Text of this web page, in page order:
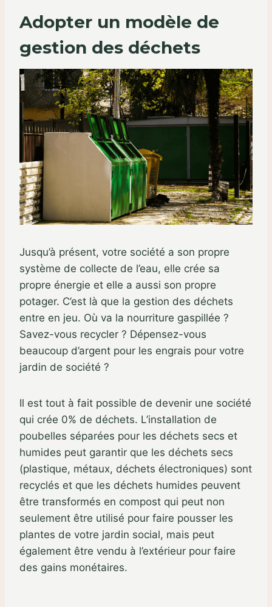
Adopter un modèle de
gestion des déchets
Jusqu’à présent, votre société a son propre
système de collecte de l’eau, elle crée sa
propre énergie et elle a aussi son propre
potager. C’est là que la gestion des déchets
entre en jeu. Où va la nourriture gaspillée ?
Savez-vous recycler ? Dépensez-vous
beaucoup d’argent pour les engrais pour votre
jardin de société ?
Il est tout à fait possible de devenir une société
qui crée 0% de déchets. L’installation de
poubelles séparées pour les déchets secs et
humides peut garantir que les déchets secs
(plastique, métaux, déchets électroniques) sont
recyclés et que les déchets humides peuvent
être transformés en compost qui peut non
seulement être utilisé pour faire pousser les
plantes de votre jardin social, mais peut
également être vendu à l’extérieur pour faire
des gains monétaires.